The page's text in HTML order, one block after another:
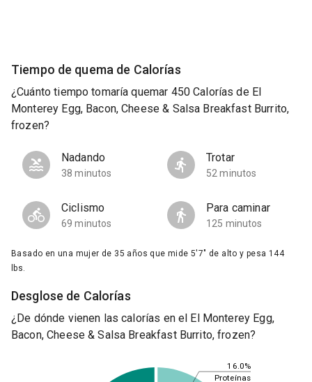
Tiempo de quema de Calorías
¿Cuánto tiempo tomaría quemar 450 Calorías de El
Monterey Egg, Bacon, Cheese & Salsa Breakfast Burrito,
frozen?
Nadando
38 minutos
Trotar
52 minutos
Ciclismo
69 minutos
Para caminar
125 minutos
Basado en una mujer de 35 años que mide 5'7" de alto y pesa 144
lbs.
Desglose de Calorías
¿De dónde vienen las calorías en el El Monterey Egg,
Bacon, Cheese & Salsa Breakfast Burrito, frozen?
16.0%
Proteínas